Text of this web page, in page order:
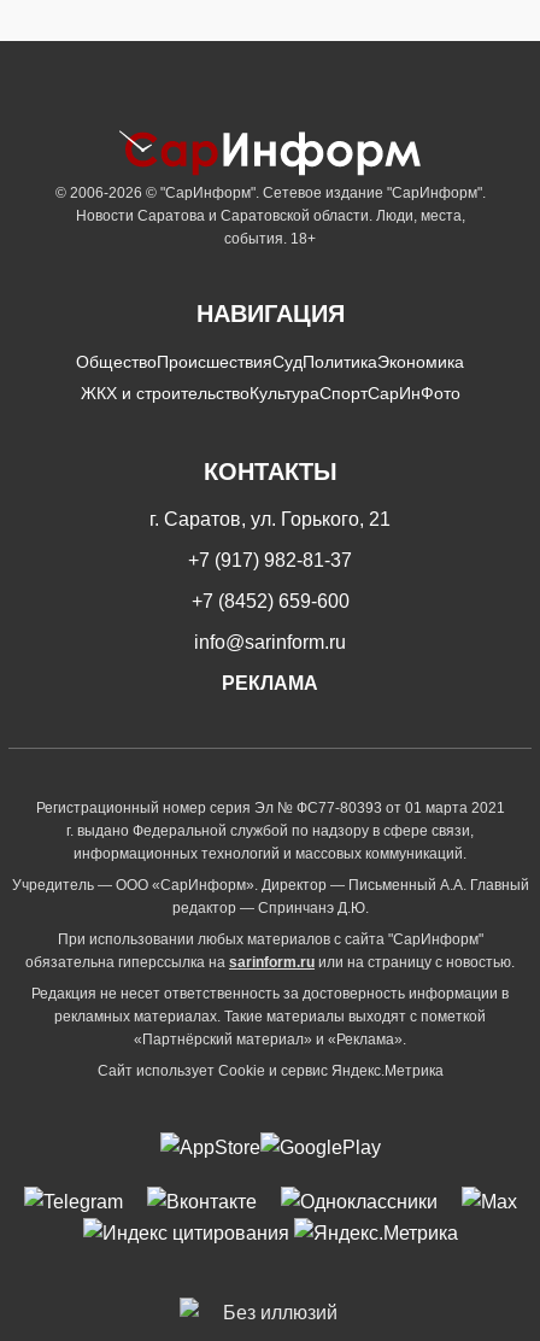
© 2006-2026 © "СарИнформ". Сетевое издание "СарИнформ".
Новости Саратова и Саратовской области. Люди, места,
события. 18+
НАВИГАЦИЯ
ОбществоПроисшествияСудПолитикаЭкономика
ЖКХ и строительствоКультураСпортСарИнФото
КОНТАКТЫ
г. Саратов, ул. Горького, 21
+7 (917) 982-81-37
+7 (8452) 659-600
info@sarinform.ru
РЕКЛАМА
Регистрационный номер серия Эл № ФС77-80393 от 01 марта 2021
г. выдано Федеральной службой по надзору в сфере связи,
информационных технологий и массовых коммуникаций.
Учредитель — ООО «СарИнформ». Директор — Письменный А.А. Главный
редактор — Спринчанэ Д.Ю.
При использовании любых материалов с сайта "СарИнформ"
обязательна гиперссылка на sarinform.ru или на страницу с новостью.
Редакция не несет ответственность за достоверность информации в
рекламных материалах. Такие материалы выходят с пометкой
«Партнёрский материал» и «Реклама».
Сайт использует Cookie и сервиc Яндекс.Метрика